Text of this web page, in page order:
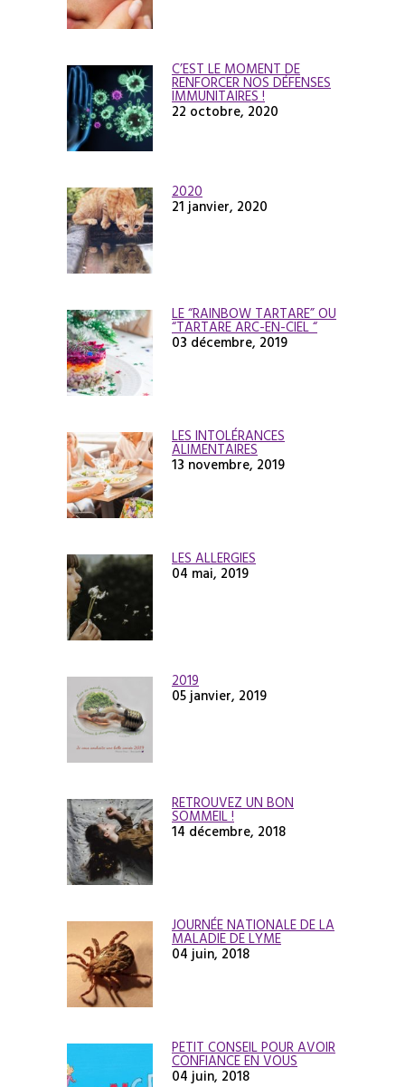
C’EST LE MOMENT DE
RENFORCER NOS DÉFENSES
IMMUNITAIRES !
22 octobre, 2020
2020
21 janvier, 2020
LE “RAINBOW TARTARE” OU
“TARTARE ARC-EN-CIEL “
03 décembre, 2019
LES INTOLÉRANCES
ALIMENTAIRES
13 novembre, 2019
LES ALLERGIES
04 mai, 2019
2019
05 janvier, 2019
RETROUVEZ UN BON
SOMMEIL !
14 décembre, 2018
JOURNÉE NATIONALE DE LA
MALADIE DE LYME
04 juin, 2018
PETIT CONSEIL POUR AVOIR
CONFIANCE EN VOUS
04 juin, 2018